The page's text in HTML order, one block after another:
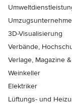
3D-Visualisierung
Verbände,
Verlage, Magazine
Weinkeller
Elektriker
Lüftungs- und